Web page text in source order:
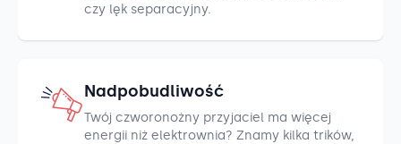
czy lęk separacyjny.
Nadpobudliwość
Twój czworonożny przyjaciel ma więcej
energii niż elektrownia? Znamy kilka trików,